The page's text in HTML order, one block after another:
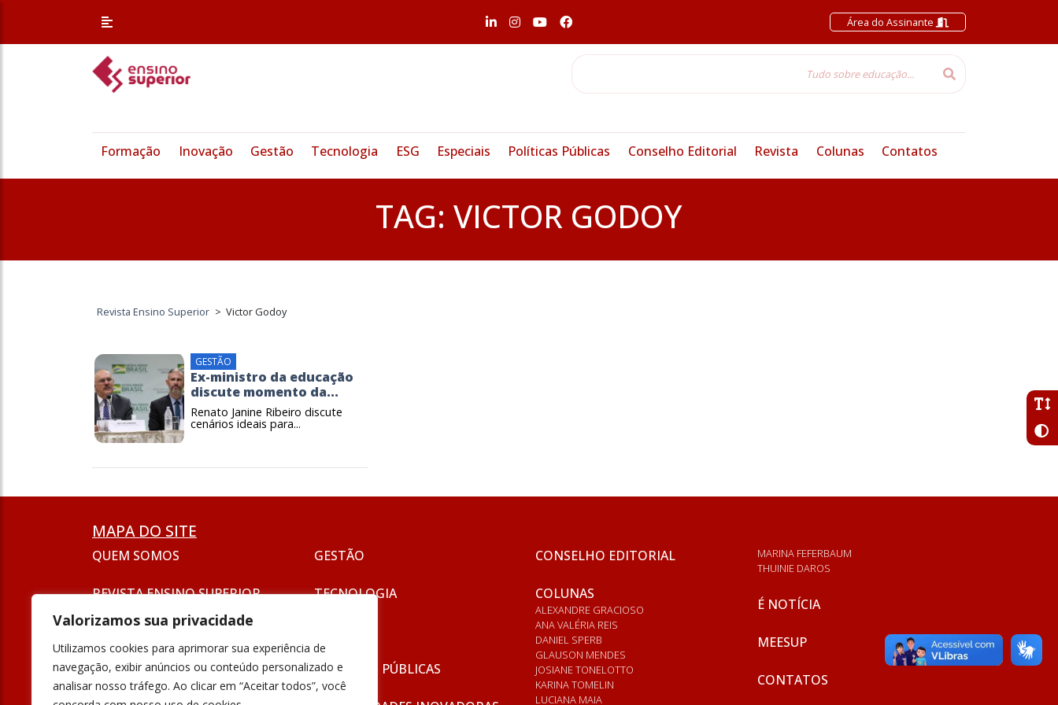
Valorizamos sua privacidade
Utilizamos cookies para aprimorar sua experiência de
navegação, exibir anúncios ou conteúdo personalizado e
analisar nosso tráfego. Ao clicar em “Aceitar todos”, você
Área do Assinante
Formação Inovação Gestão Tecnologia ESG Especiais Políticas Públicas Conselho Editorial Revista Colunas Contatos
TAG: VICTOR GODOY
Revista Ensino Superior > Victor Godoy
GESTÃO
Ex-ministro da educação
discute momento da...
Renato Janine Ribeiro discute
cenários ideais para...
MAPA DO SITE
QUEM SOMOS
REVISTA ENSINO SUPERIOR
SEJA UM ANUNCIANTE
FORMAÇÃO
INOVAÇÃO
GESTÃO
TECNOLOGIA
POLÍTICAS PÚBLICAS
CONSELHO EDITORIAL
COLUNAS
ALEXANDRE GRACIOSO
ANA VALÉRIA REIS
DANIEL SPERB
GLAUSON MENDES
JOSIANE TONELOTTO
KARINA TOMELIN
LUCIANA MAIA
MARINA FEFERBAUM
THUINIE DAROS
É NOTÍCIA
MEESUP
CONTATOS